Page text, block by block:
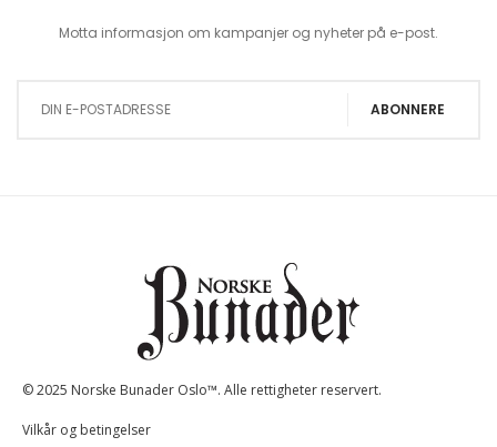
Motta informasjon om kampanjer og nyheter på e-post.
ABONNERE
© 2025 Norske Bunader Oslo™. Alle rettigheter reservert.
Vilkår og betingelser